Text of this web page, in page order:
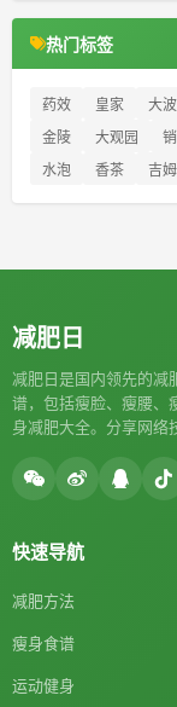
热门标签
药效 皇家 大波
金陵
大观园
水泡
香茶 吉姆
减肥日
减肥日是国内领先的减
谱，包括瘦脸、瘦腰、
身减肥大全。分享网络
快速导航
减肥方法
瘦身食谱
运动健身